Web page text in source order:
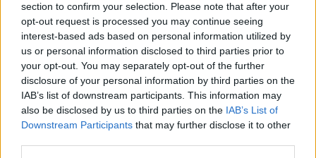
section to confirm your selection. Please note that after your
opt-out request is processed you may continue seeing
interest-based ads based on personal information utilized by
us or personal information disclosed to third parties prior to
your opt-out. You may separately opt-out of the further
disclosure of your personal information by third parties on the
IAB’s list of downstream participants. This information may
also be disclosed by us to third parties on the IAB’s List of
Downstream Participants that may further disclose it to other
Οι εξελίξεις αυτές καταγράφονται σε μια περίοδο
βαθιάς κρίσης για τους Συντηρητικούς, οι οποίοι,
ύστερα από 14 χρόνια στην εξουσία, υπέστησαν
βαριά ήττα από τους Εργατικούς στις εκλογές του
Ιουλίου 2024.
Έκτοτε, οι Τόρηδες αντιμετωπίζουν κύμα
αποχωρήσεων, με αρκετούς βουλευτές και